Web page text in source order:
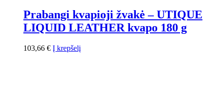
Prabangi kvapioji žvakė – UTIQUE
LIQUID LEATHER kvapo 180 g
103,66 € Į krepšelį